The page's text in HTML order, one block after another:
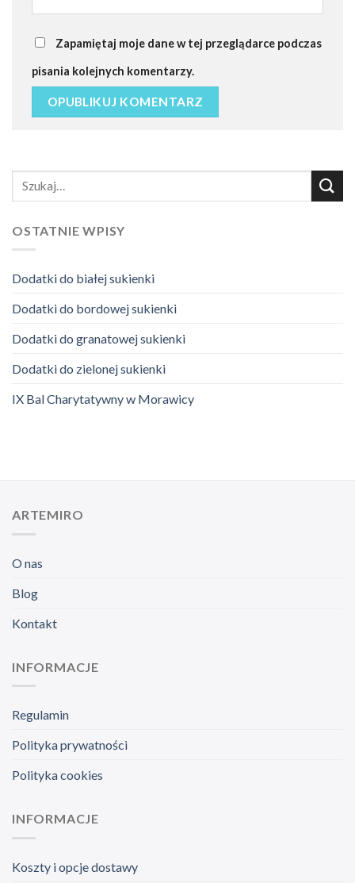
Zapamiętaj moje dane w tej przeglądarce podczas
pisania kolejnych komentarzy.
OSTATNIE WPISY
Dodatki do białej sukienki
Dodatki do bordowej sukienki
Dodatki do granatowej sukienki
Dodatki do zielonej sukienki
IX Bal Charytatywny w Morawicy
ARTEMIRO
O nas
Blog
Kontakt
INFORMACJE
Regulamin
Polityka prywatności
Polityka cookies
INFORMACJE
Koszty i opcje dostawy